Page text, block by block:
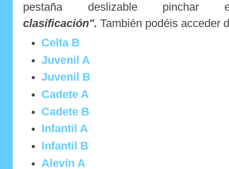
pestaña deslizable
clasificación". También podéis acceder
Celta B
Juvenil A
Juvenil B
Cadete A
Cadete B
Infantil A
Infantil B
Alevín A